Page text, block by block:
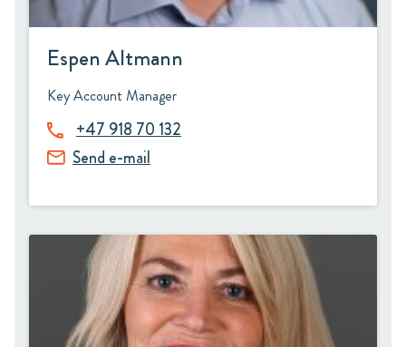
Espen Altmann
Key Account Manager
+47 918 70 132
Send e-mail